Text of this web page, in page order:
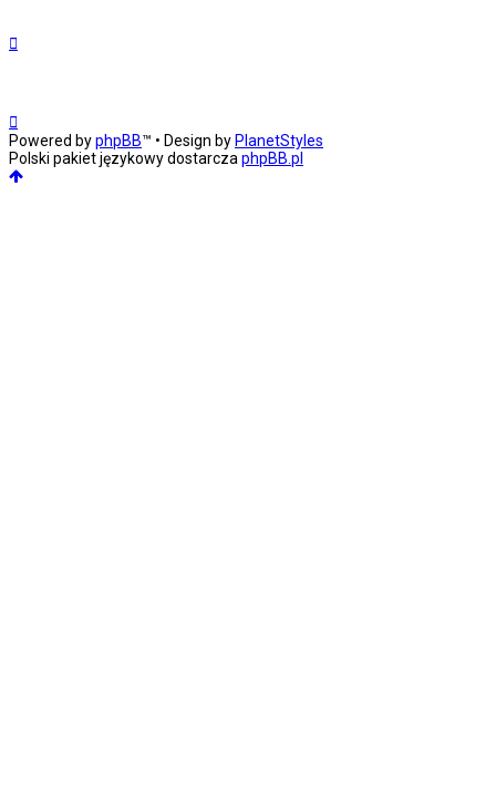
Powered byphpBB™ • Design by PlanetStyles
Polski pakiet językowy dostarczaphpBB.pl